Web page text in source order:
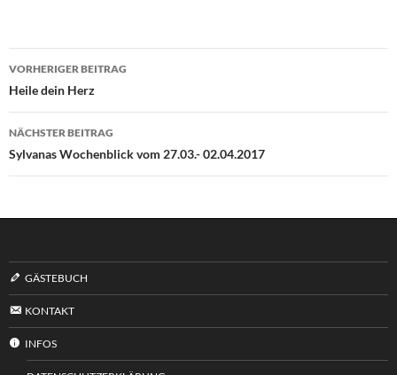
Beitragsnavigation
VORHERIGER BEITRAG
Heile dein Herz
NÄCHSTER BEITRAG
Sylvanas Wochenblick vom 27.03.- 02.04.2017
GÄSTEBUCH
KONTAKT
INFOS